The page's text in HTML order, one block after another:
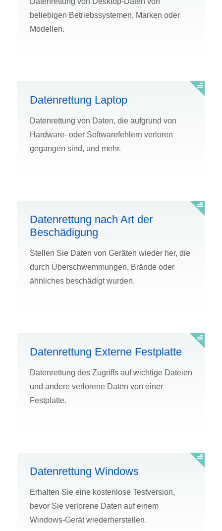
beliebigen Betriebssystemen, Marken oder
Modellen.
Datenrettung Laptop
Datenrettung von Daten, die aufgrund von
Hardware- oder Softwarefehlern verloren
gegangen sind, und mehr.
Datenrettung nach Art der
Beschädigung
Stellen Sie Daten von Geräten wieder her, die
durch Überschwemmungen, Brände oder
ähnliches beschädigt wurden.
Datenrettung Externe Festplatte
Datenrettung des Zugriffs auf wichtige Dateien
und andere verlorene Daten von einer
Festplatte.
Datenrettung Windows
Erhalten Sie eine kostenlose Testversion,
bevor Sie verlorene Daten auf einem
Windows-Gerät wiederherstellen.